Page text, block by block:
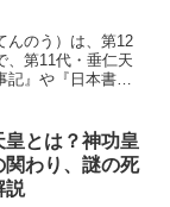
んのう）は、第12
、第11代・垂仁天
記』や『日本書
大きく関わった天
して...
皇とは？神功皇
関わり、謎の死
説